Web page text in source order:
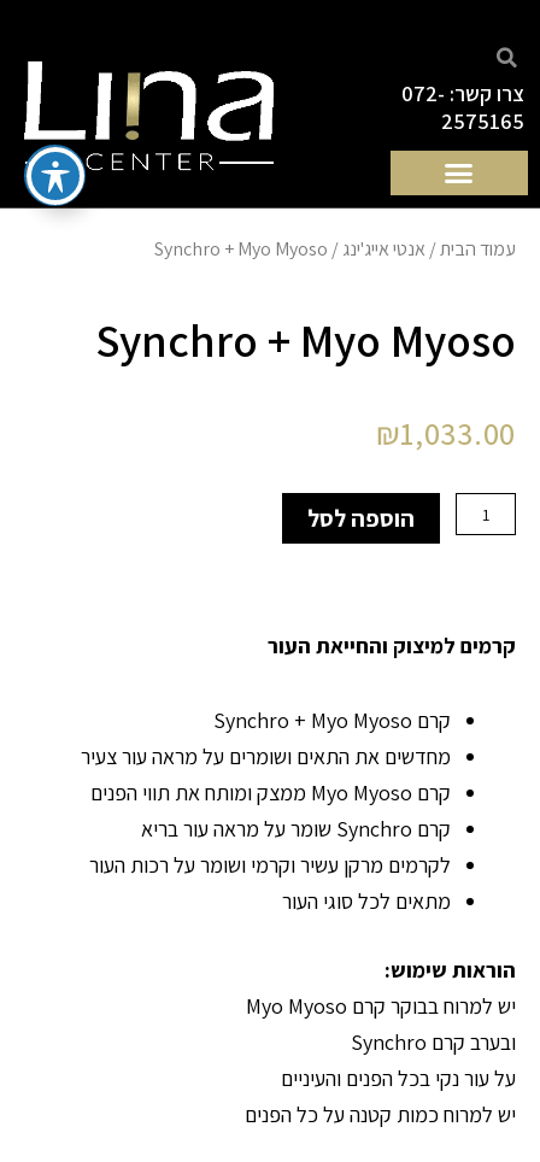
צרו קשר: 072-
2575165
עמוד הבית/ אנטי אייג'ינג/ Synchro + Myo Myoso
Synchro + Myo Myoso
₪1,033.00
כמות
Synchro
הוספה לסל
קרמים למיצוק והחייאת העור
קרם Synchro + Myo Myoso
מחדשים את התאים ושומרים על מראה עור צעיר
קרם Myo Myoso ממצק ומותח את תווי הפנים
קרם Synchro שומר על מראה עור בריא
לקרמים מרקן עשיר וקרמי ושומר על רכות העור
מתאים לכל סוגי העור
הוראות שימוש:
יש למרוח בבוקר קרם Myo Myoso
ובערב קרם Synchro
על עור נקי בכל הפנים והעיניים
יש למרוח כמות קטנה על כל הפנים